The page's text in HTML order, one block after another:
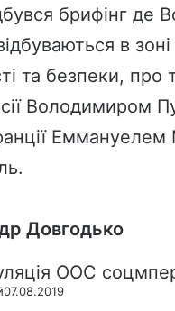
брифінг
в
та безпеки,
Володимиром
Довгодько
ООС
07.08.2019